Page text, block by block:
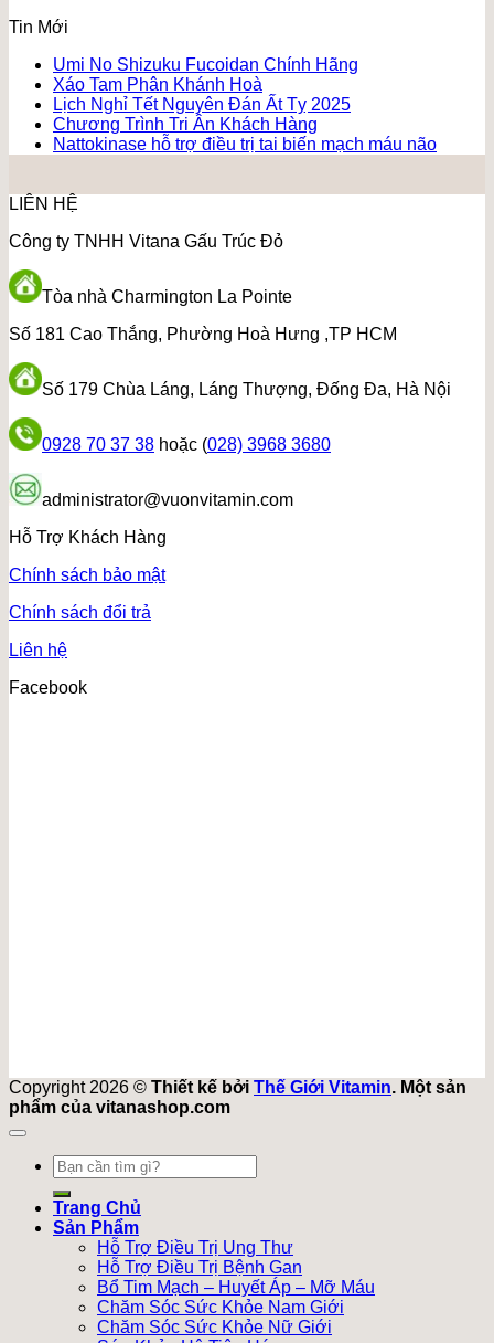
Tin Mới
Umi No Shizuku Fucoidan Chính Hãng
Xáo Tam Phân Khánh Hoà
Lịch Nghỉ Tết Nguyên Đán Ất Tỵ 2025
Chương Trình Tri Ân Khách Hàng
Nattokinase hỗ trợ điều trị tai biến mạch máu não
LIÊN HỆ
Công ty TNHH Vitana Gấu Trúc Đỏ
Tòa nhà Charmington La Pointe
Số 181 Cao Thắng, Phường Hoà Hưng ,TP HCM
Số 179 Chùa Láng, Láng Thượng, Đống Đa, Hà Nội
0928 70 37 38 hoặc (028) 3968 3680
administrator@vuonvitamin.com
Hỗ Trợ Khách Hàng
Chính sách bảo mật
Chính sách đổi trả
Liên hệ
Facebook
Copyright 2026 © Thiết kế bởi Thế Giới Vitamin. Một sản
phẩm của vitanashop.com
Tìm
kiếm:
Trang Chủ
Sản Phẩm
Hỗ Trợ Điều Trị Ung Thư
Hỗ Trợ Điều Trị Bệnh Gan
Bổ Tim Mạch – Huyết Áp – Mỡ Máu
Chăm Sóc Sức Khỏe Nam Giới
Chăm Sóc Sức Khỏe Nữ Giới